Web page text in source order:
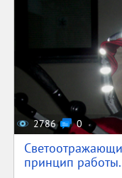
2786 0
принцип